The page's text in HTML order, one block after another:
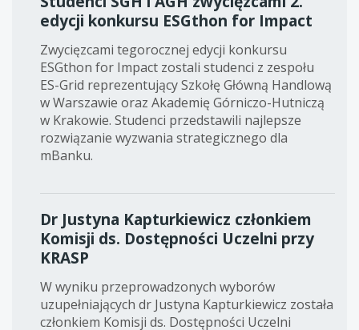
edycji konkursu ESGthon for Impact
Zwycięzcami tegorocznej edycji konkursu
ESGthon for Impact zostali studenci z zespołu
ES-Grid reprezentujący Szkołę Główną Handlową
w Warszawie oraz Akademię Górniczo-Hutniczą
w Krakowie. Studenci przedstawili najlepsze
rozwiązanie wyzwania strategicznego dla
mBanku.
Dr Justyna Kapturkiewicz członkiem
Komisji ds. Dostępności Uczelni przy
KRASP
W wyniku przeprowadzonych wyborów
uzupełniających dr Justyna Kapturkiewicz została
członkiem Komisji ds. Dostępności Uczelni